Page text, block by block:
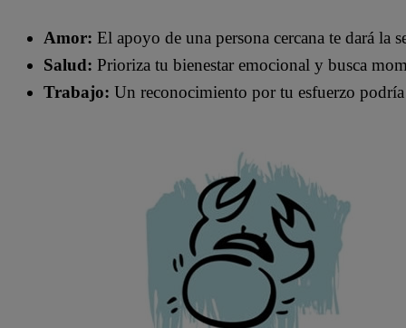
Amor: El apoyo de una persona cercana te dará la
Salud: Prioriza tu bienestar emocional y busca
Trabajo: Un reconocimiento por tu esfuerzo